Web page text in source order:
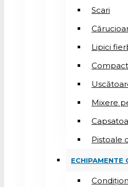
Scari
Lipici
Mixere
Pistoale
ECHIPAMENTE